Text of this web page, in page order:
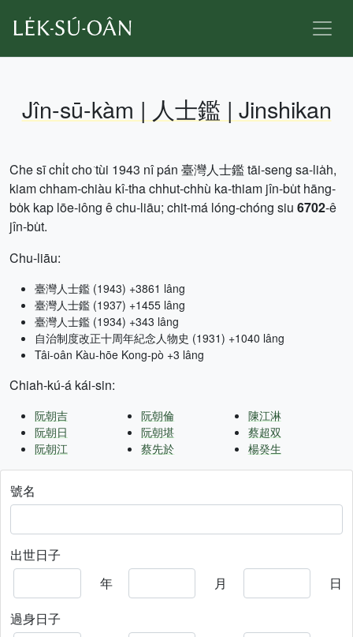
Jîn-sū-kàm | 人士鑑 | Jinshikan
Che sī chi̍t cho͘ tùi 1943 nî pán 臺灣人士鑑 tāi-seng sa-lia̍h,
kiam chham-chiàu kî-tha chhut-chhù ka-thiam jîn-bu̍t hāng-
bo̍k kap lōe-iông ê chu-liāu; chit-má lóng-chóng siu 6702-ê
jîn-bu̍t.
Chu-liāu:
臺灣人士鑑 (1943) +3861 lâng
臺灣人士鑑 (1937) +1455 lâng
臺灣人士鑑 (1934) +343 lâng
自治制度改正十周年紀念人物史 (1931) +1040 lâng
Tâi-oân Kàu-hōe Kong-pò +3 lâng
Chiah-kú-á kái-sin:
阮朝吉
阮朝日
阮朝江
阮朝倫
阮朝堪
蔡先於
陳江淋
蔡超双
楊癸生
號名
出世日子
年
月
日
過身日子